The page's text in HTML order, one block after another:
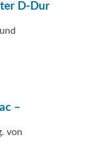
D-Dur
–
von